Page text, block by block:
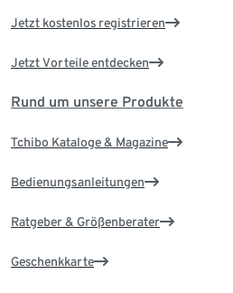
Jetzt kostenlos registrieren
Jetzt Vorteile entdecken
Rund um unsere Produkte
Tchibo Kataloge & Magazine
Bedienungsanleitungen
Ratgeber & Größenberater
Geschenkkarte